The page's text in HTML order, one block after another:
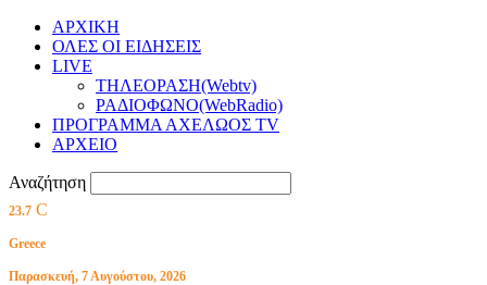
ΑΡΧΙΚΗ
ΟΛΕΣ ΟΙ ΕΙΔΗΣΕΙΣ
LIVE
ΤΗΛΕΟΡΑΣΗ(Webtv)
ΡΑΔΙΟΦΩΝΟ(WebRadio)
ΠΡΟΓΡΑΜΜΑ ΑΧΕΛΩΟΣ TV
ΑΡΧΕΙΟ
Αναζήτηση
23.7 C
Greece
Παρασκευή, 7 Αυγούστου, 2026